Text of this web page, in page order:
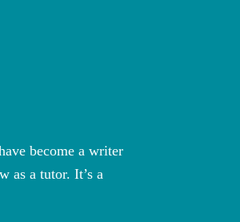
become a writer
as a tutor. It’s a